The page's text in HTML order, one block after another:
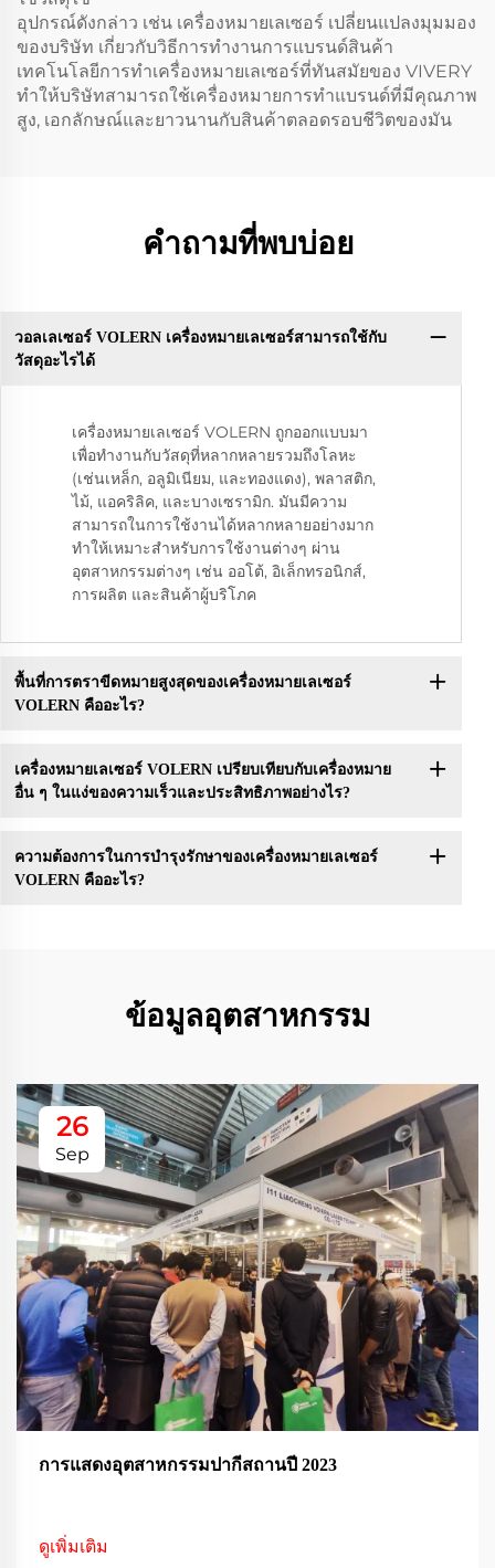
อุปกรณ์ดังกล่าว เช่น เครื่องหมายเลเซอร์ เปลี่ยนแปลงมุมมอง
ของบริษัท เกี่ยวกับวิธีการทํางานการแบรนด์สินค้า
เทคโนโลยีการทําเครื่องหมายเลเซอร์ที่ทันสมัยของ VIVERY
ทําให้บริษัทสามารถใช้เครื่องหมายการทําแบรนด์ที่มีคุณภาพ
สูง, เอกลักษณ์และยาวนานกับสินค้าตลอดรอบชีวิตของมัน
คำถามที่พบบ่อย
วอลเลเซอร์ VOLERN เครื่องหมายเลเซอร์สามารถใช้กับ
วัสดุอะไรได้
เครื่องหมายเลเซอร์ VOLERN ถูกออกแบบมา
เพื่อทํางานกับวัสดุที่หลากหลายรวมถึงโลหะ
(เช่นเหล็ก, อลูมิเนียม, และทองแดง), พลาสติก,
ไม้, แอคริลิค, และบางเซรามิก. มันมีความ
สามารถในการใช้งานได้หลากหลายอย่างมาก
ทําให้เหมาะสําหรับการใช้งานต่างๆ ผ่าน
อุตสาหกรรมต่างๆ เช่น ออโต้, อิเล็กทรอนิกส์,
การผลิต และสินค้าผู้บริโภค
พื้นที่การตราขีดหมายสูงสุดของเครื่องหมายเลเซอร์
VOLERN คืออะไร?
เครื่องหมายเลเซอร์ VOLERN เปรียบเทียบกับเครื่องหมาย
อื่น ๆ ในแง่ของความเร็วและประสิทธิภาพอย่างไร?
ความต้องการในการบํารุงรักษาของเครื่องหมายเลเซอร์
VOLERN คืออะไร?
ข้อมูลอุตสาหกรรม
26
Sep
การแสดงอุตสาหกรรมปากีสถานปี 2023
ดูเพิ่มเติม